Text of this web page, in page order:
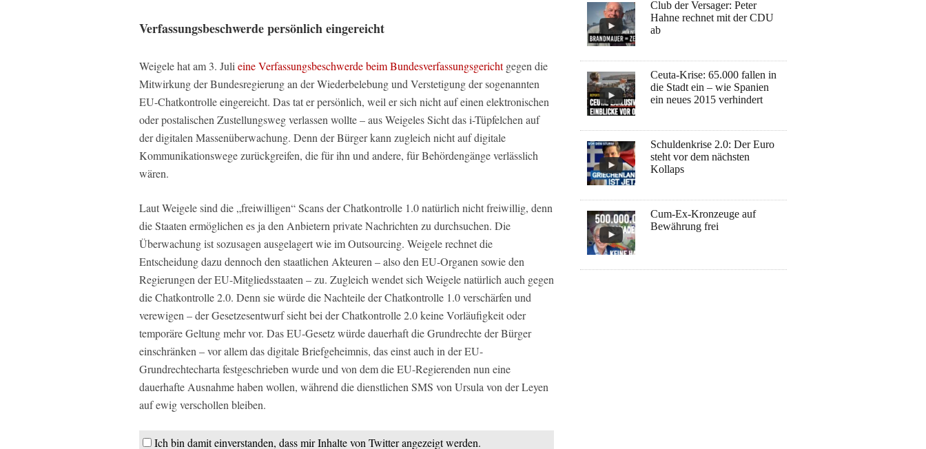
Verfassungsbeschwerde persönlich eingereicht
Weigele hat am 3. Juli eine Verfassungsbeschwerde beim Bundesverfassungsgerichtgegen die
Mitwirkung der Bundesregierung an der Wiederbelebung und Verstetigung der sogenannten
EU-Chatkontrolle eingereicht. Das tat er persönlich, weil er sich nicht auf einen elektronischen
oder postalischen Zustellungsweg verlassen wollte – aus Weigeles Sicht das i-Tüpfelchen auf
der digitalen Massenüberwachung. Denn der Bürger kann zugleich nicht auf digitale
Kommunikationswege zurückgreifen, die für ihn und andere, für Behördengänge verlässlich
wären.
Laut Weigele sind die „freiwilligen“ Scans der Chatkontrolle 1.0 natürlich nicht freiwillig, denn
die Staaten ermöglichen es ja den Anbietern private Nachrichten zu durchsuchen. Die
Überwachung ist sozusagen ausgelagert wie im Outsourcing. Weigele rechnet die
Entscheidung dazu dennoch den staatlichen Akteuren – also den EU-Organen sowie den
Regierungen der EU-Mitgliedsstaaten – zu. Zugleich wendet sich Weigele natürlich auch gegen
die Chatkontrolle 2.0. Denn sie würde die Nachteile der Chatkontrolle 1.0 verschärfen und
verewigen – der Gesetzesentwurf sieht bei der Chatkontrolle 2.0 keine Vorläufigkeit oder
temporäre Geltung mehr vor. Das EU-Gesetz würde dauerhaft die Grundrechte der Bürger
einschränken – vor allem das digitale Briefgeheimnis, das einst auch in der EU-
Grundrechtecharta festgeschrieben wurde und von dem die EU-Regierenden nun eine
dauerhafte Ausnahme haben wollen, während die dienstlichen SMS von Ursula von der Leyen
auf ewig verschollen bleiben.
Ich bin damit einverstanden, dass mir Inhalte von Twitter angezeigt werden.
Club der Versager: Peter
Hahne rechnet mit der CDU
ab
Ceuta-Krise: 65.000 fallen in
die Stadt ein – wie Spanien
ein neues 2015 verhindert
Schuldenkrise 2.0: Der Euro
steht vor dem nächsten
Kollaps
Cum-Ex-Kronzeuge auf
Bewährung frei